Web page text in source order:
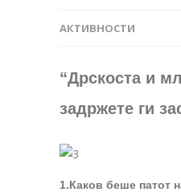
АКТИВНОСТИ
“Дрскоста и
задржете ги
1.Каков беше патот